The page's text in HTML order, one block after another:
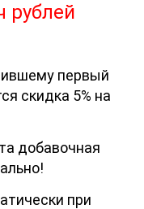
рублей
первый
скидка 5% на
добавочная
при